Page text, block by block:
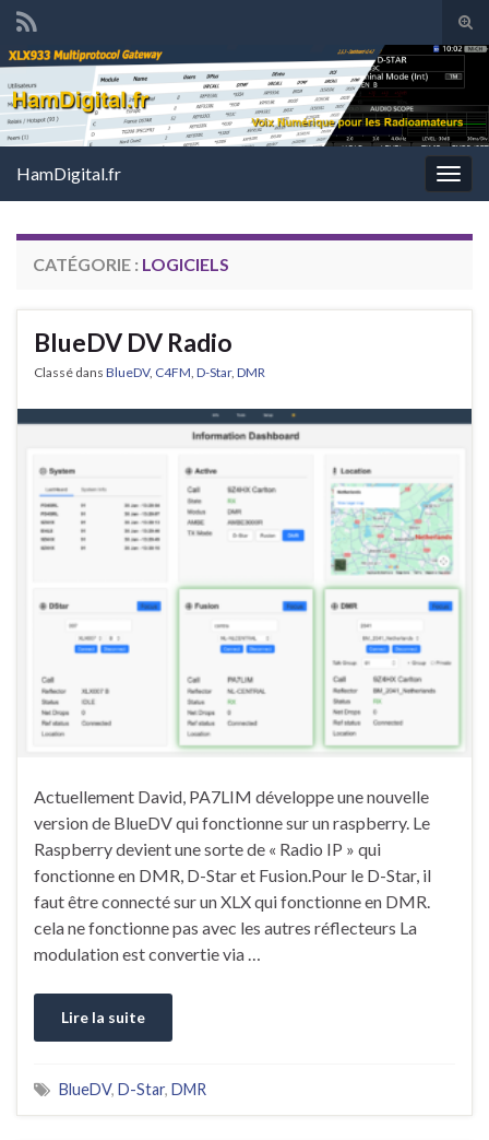
Search for:
HamDigital.fr
CATÉGORIE : LOGICIELS
BlueDV DV Radio
Classé dans BlueDV, C4FM, D-Star, DMR
Actuellement David, PA7LIM développe une nouvelle
version de BlueDV qui fonctionne sur un raspberry. Le
Raspberry devient une sorte de « Radio IP » qui
fonctionne en DMR, D-Star et Fusion.Pour le D-Star, il
faut être connecté sur un XLX qui fonctionne en DMR.
cela ne fonctionne pas avec les autres réflecteurs La
modulation est convertie via …
Lire la suite
BlueDV, D-Star, DMR